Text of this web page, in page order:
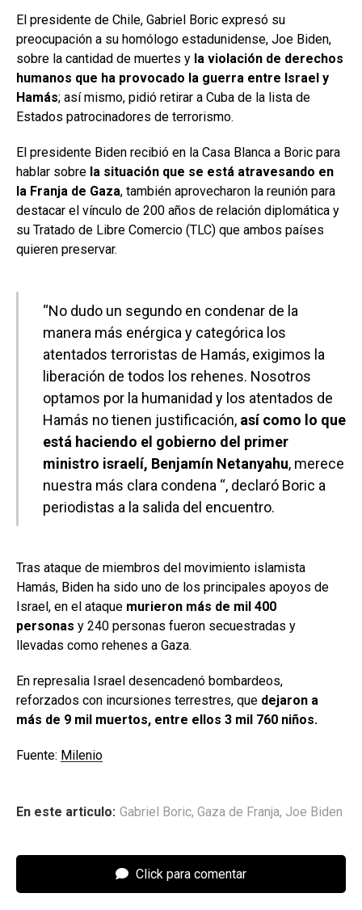
El presidente de Chile, Gabriel Boric expresó su
preocupación a su homólogo estadunidense, Joe Biden,
sobre la cantidad de muertes y la violación de derechos
humanos que ha provocado la guerra entre Israel y
Hamás; así mismo, pidió retirar a Cuba de la lista de
Estados patrocinadores de terrorismo.
El presidente Biden recibió en la Casa Blanca a Boric para
hablar sobre la situación que se está atravesando en
la Franja de Gaza, también aprovecharon la reunión para
destacar el vínculo de 200 años de relación diplomática y
su Tratado de Libre Comercio (TLC) que ambos países
quieren preservar.
“No dudo un segundo en condenar de la
manera más enérgica y categórica los
atentados terroristas de Hamás, exigimos la
liberación de todos los rehenes. Nosotros
optamos por la humanidad y los atentados de
Hamás no tienen justificación, así como lo que
está haciendo el gobierno del primer
ministro israelí, Benjamín Netanyahu, merece
nuestra más clara condena “, declaró Boric a
periodistas a la salida del encuentro.
Tras ataque de miembros del movimiento islamista
Hamás, Biden ha sido uno de los principales apoyos de
Israel, en el ataque murieron más de mil 400
personas y 240 personas fueron secuestradas y
llevadas como rehenes a Gaza.
En represalia Israel desencadenó bombardeos,
reforzados con incursiones terrestres, que dejaron a
más de 9 mil muertos, entre ellos 3 mil 760 niños.
Fuente: Milenio
En este articulo: Gabriel Boric, Gaza de Franja, Joe Biden
Click para comentar